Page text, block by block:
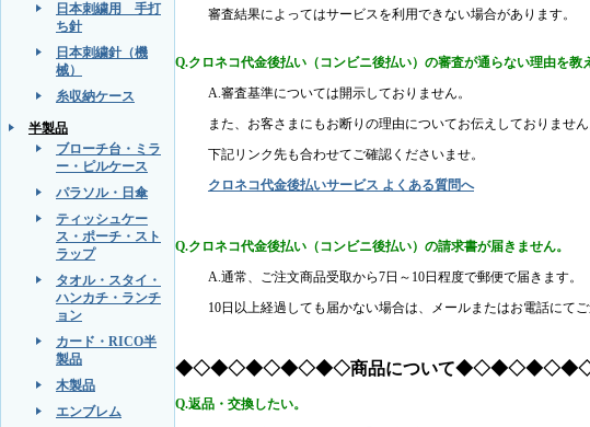
日本刺繍用 手打
ち針
日本刺繍針（機
械）
糸収納ケース
半製品
ブローチ台・ミラ
ー・ピルケース
パラソル・日傘
ティッシュケー
ス・ポーチ・スト
ラップ
タオル・スタイ・
ハンカチ・ランチ
ョン
カード・RICO半
製品
木製品
エンブレム
審査結果によってはサービスを利用できない場合があります。
Q.クロネコ代金後払い（コンビニ後払い）の審査が通らない理由を教
A.審査基準については開示しておりません。
また、お客さまにもお断りの理由についてお伝えしておりませ
下記リンク先も合わせてご確認くださいませ。
クロネコ代金後払いサービス よくある質問へ
Q.クロネコ代金後払い（コンビニ後払い）の請求書が届きません。
A.通常、ご注文商品受取から7日～10日程度で郵便で届きます。
10日以上経過しても届かない場合は、メールまたはお電話にて
◆◇◆◇◆◇◆◇◆◇商品について
Q.返品・交換したい。